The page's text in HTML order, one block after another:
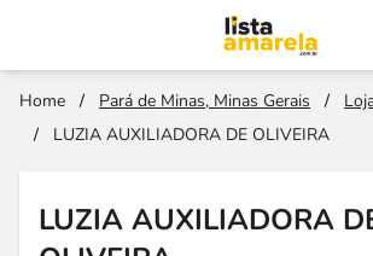
Home / Pará de Minas, Minas Gerais /
/
LUZIA AUXILIADORA DE OLIVEIRA
LUZIA AUXILIADORA